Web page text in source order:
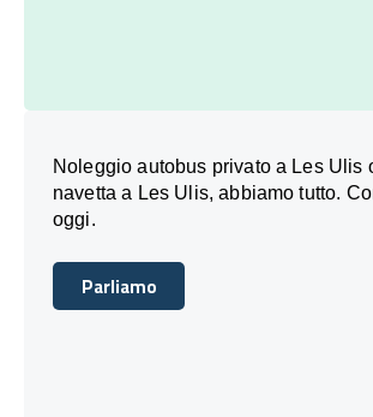
Noleggio autobus privato a Les Ulis
navetta a Les Ulis, abbiamo tutto.
oggi.
Parliamo
Parliamo